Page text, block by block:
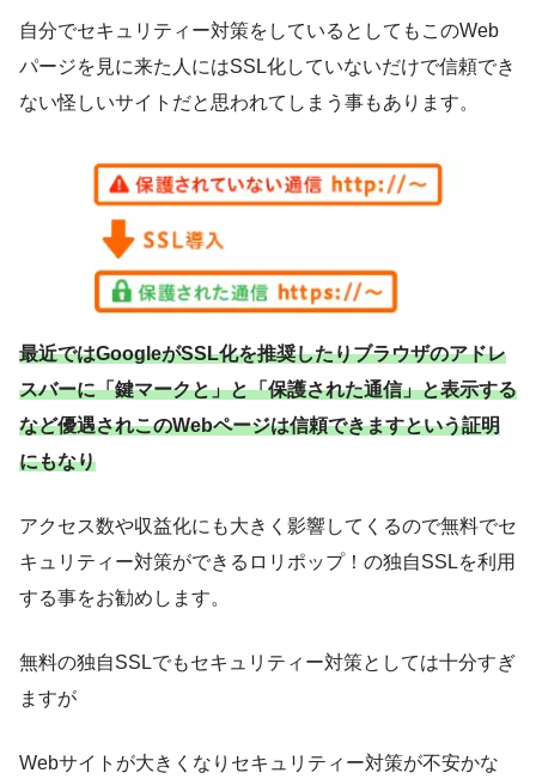
自分でセキュリティー対策をしているとしてもこのWeb
パージを見に来た人にはSSL化していないだけで信頼でき
ない怪しいサイトだと思われてしまう事もあります。
最近ではGoogleがSSL化を推奨したりブラウザのアドレ
スバーに「鍵マークと」と「保護された通信」と表示する
など優遇されこのWebページは信頼できますという証明
にもなり
アクセス数や収益化にも大きく影響してくるので無料でセ
キュリティー対策ができるロリポップ！の独自SSLを利用
する事をお勧めします。
無料の独自SSLでもセキュリティー対策としては十分すぎ
ますが
Webサイトが大きくなりセキュリティー対策が不安かな